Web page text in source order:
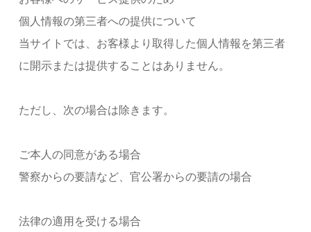
個人情報の第三者への提供について
当サイトでは、お客様より取得した個人情報を第三者
に開示または提供することはありません。
ただし、次の場合は除きます。
ご本人の同意がある場合
警察からの要請など、官公署からの要請の場合
法律の適用を受ける場合